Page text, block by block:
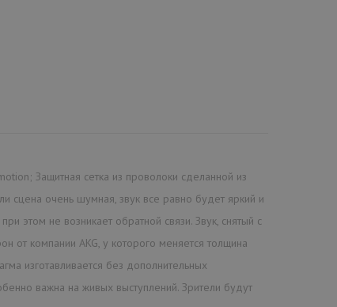
Защитная сетка из проволоки сделанной из
сцена очень шумная, звук все равно будет яркий и
этом не возникает обратной связи. Звук, снятый с
компании AKG, у которого меняется толщина
изготавливается без дополнительных
важна на живых выступлений. Зрители будут